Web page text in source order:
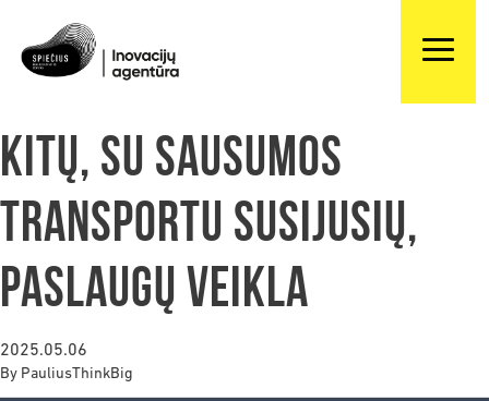
Kitų, su sausumos
transportu susijusių,
paslaugų veikla
2025.05.06
By PauliusThinkBig